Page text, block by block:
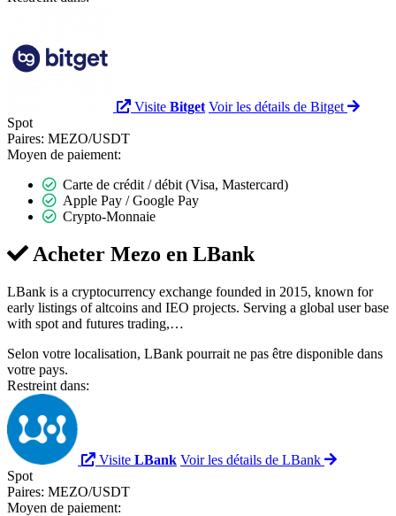
Visite Bitget Voir les détails de Bitget
Spot
Paires: MEZO/USDT
Moyen de paiement:
Carte de crédit / débit (Visa, Mastercard)
Apple Pay / Google Pay
Crypto-Monnaie
Acheter Mezo en LBank
LBank is a cryptocurrency exchange founded in 2015, known for
early listings of altcoins and IEO projects. Serving a global user base
with spot and futures trading,…
Selon votre localisation, LBank pourrait ne pas être disponible dans
votre pays.
Restreint dans:
Visite LBank Voir les détails de LBank
Spot
Paires: MEZO/USDT
Moyen de paiement: